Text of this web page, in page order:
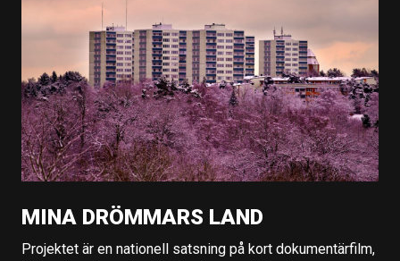
MINA DRÖMMARS LAND
Projektet är en nationell satsning på kort dokumentärfilm,